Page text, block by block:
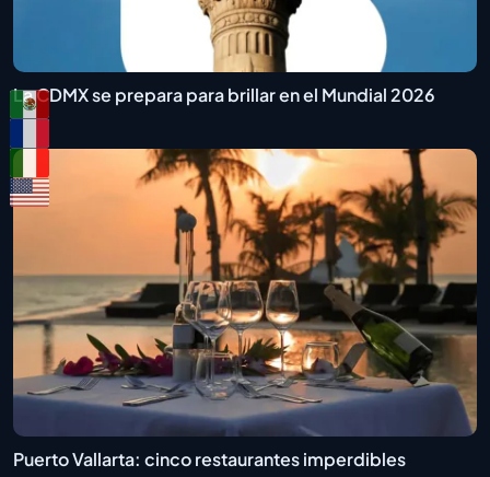
La CDMX se prepara para brillar en el Mundial 2026
Puerto Vallarta: cinco restaurantes imperdibles